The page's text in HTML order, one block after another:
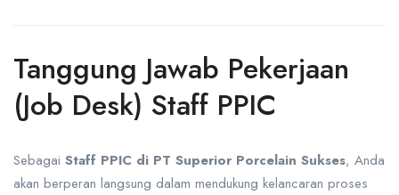
Tanggung Jawab Pekerjaan
(Job Desk) Staff PPIC
Sebagai Staff PPIC di PT Superior Porcelain Sukses, Anda
akan berperan langsung dalam mendukung kelancaran proses